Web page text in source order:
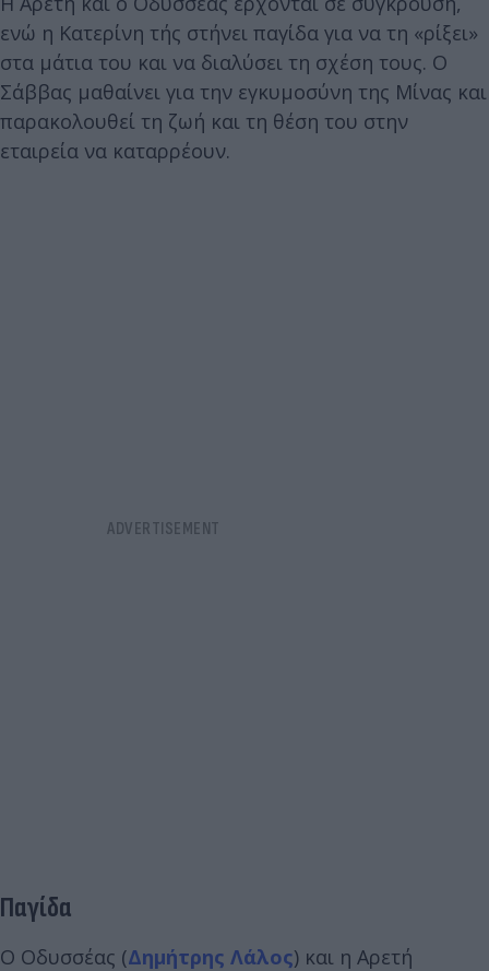
ενώ η Κατερίνη τής στήνει παγίδα για να τη «ρίξει»
στα μάτια του και να διαλύσει τη σχέση τους. Ο
Σάββας μαθαίνει για την εγκυμοσύνη της Μίνας και
παρακολουθεί τη ζωή και τη θέση του στην
εταιρεία να καταρρέουν.
Παγίδα
Ο Οδυσσέας (Δημήτρης Λάλος) και η Αρετή